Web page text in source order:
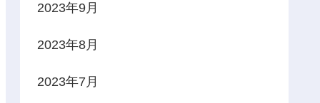
2023年9月
2023年8月
2023年7月